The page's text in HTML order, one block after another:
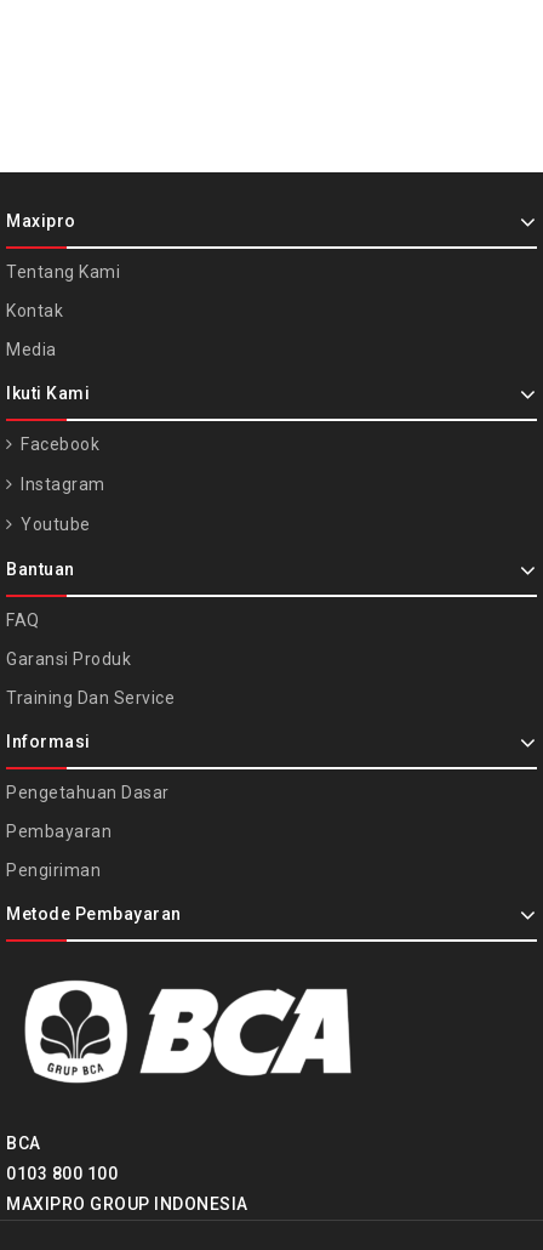
Maxipro
Tentang Kami
Kontak
Media
Ikuti Kami
Facebook
Instagram
Youtube
Bantuan
FAQ
Garansi Produk
Training Dan Service
Informasi
Pengetahuan Dasar
Pembayaran
Pengiriman
Metode Pembayaran
BCA
0103 800 100
MAXIPRO GROUP INDONESIA